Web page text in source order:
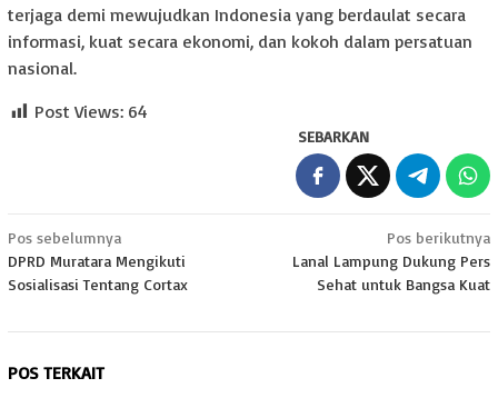
terjaga demi mewujudkan Indonesia yang berdaulat secara
informasi, kuat secara ekonomi, dan kokoh dalam persatuan
nasional.
Post Views: 64
SEBARKAN
Navigasi
pos
Pos sebelumnya
DPRD Muratara Mengikuti
Sosialisasi Tentang Cortax
Pos berikutnya
Lanal Lampung Dukung Pers
Sehat untuk Bangsa Kuat
POS TERKAIT